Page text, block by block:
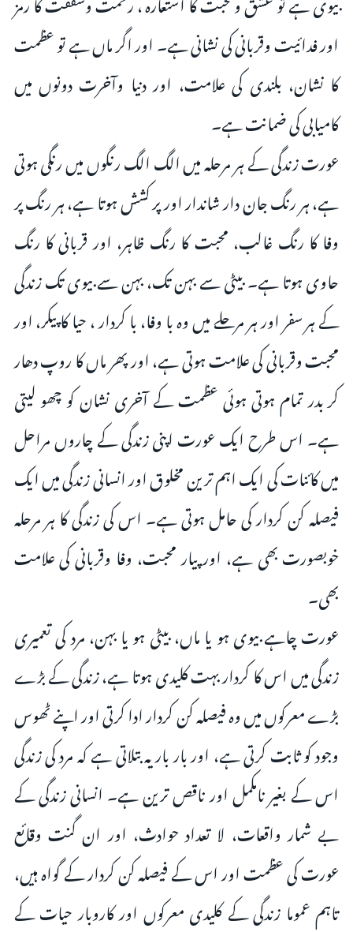
اور فدائیت وقربانی کی نشانی ہے۔ اور اگر ماں ہے تو عظمت
کا نشان، بلندی کی علامت، اور دنیا وآخرت دونوں میں
کامیابی کی ضمانت ہے۔
عورت زندگی کے ہر مرحلہ میں الگ الگ رنگوں میں رنگی ہوتی
ہے، ہر رنگ جان دار شاندار اور پر کشش ہوتا ہے، ہر رنگ پر
وفا کا رنگ غالب، محبت کا رنگ ظاہر، اور قربانی کا رنگ
حاوی ہوتا ہے۔ بیٹی سے بہن تک، بہن سے بیوی تک زندگی
کے ہر سفر اور ہر مرحلے میں وہ با وفا، با کردار ، حیا کا پیکر، اور
محبت وقربانی کی علامت ہوتی ہے، اور پھر ماں کا روپ دھار
کر بدر تمام ہوتی ہوئی عظمت کے آخری نشان کو چھو لیتی
ہے۔ اس طرح ایک عورت اپنی زندگی کے چاروں مراحل
میں کائنات کی ایک اہم ترین مخلوق اور انسانی زندگی میں ایک
فیصلہ کن کردار کی حامل ہوتی ہے۔ اس کی زندگی کا ہر مرحلہ
خوبصورت بھی ہے، اور پیار محبت، وفا وقربانی کی علامت
بھی۔
عورت چاہے بیوی ہو یا ماں، بیٹی ہو یا بہن، مرد کی تعمیری
زندگی میں اس کا کردار بہت کلیدی ہوتا ہے، زندگی کے بڑے
بڑے معرکوں میں وہ فیصلہ کن کردار ادا کرتی اور اپنے ٹھوس
وجود کو ثابت کرتی ہے، اور بار بار یہ بتلاتی ہے کہ مرد کی زندگی
اس کے بغیر نامکمل اور ناقص ترین ہے۔ انسانی زندگی کے
بے شمار واقعات، لا تعداد حوادث، اور ان گنت وقائع
عورت کی عظمت اور اس کے فیصلہ کن کردار کے گواہ ہیں،
تاہم عموما زندگی کے کلیدی معرکوں اور کاروبار حیات کے